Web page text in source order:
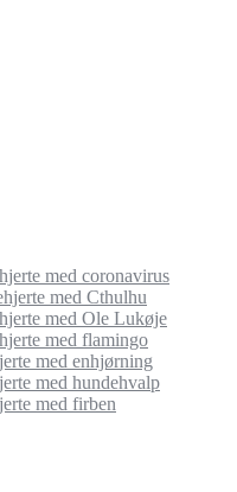
med coronavirus
med Cthulhu
med Ole Lukøje
med flamingo
med enhjørning
med hundehvalp
med firben